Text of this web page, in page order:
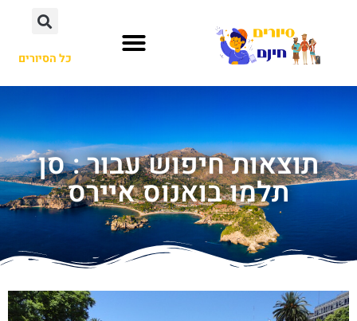
כל הסיורים
תוצאות חיפוש עבור : סן
תלמו בואנוס איירס